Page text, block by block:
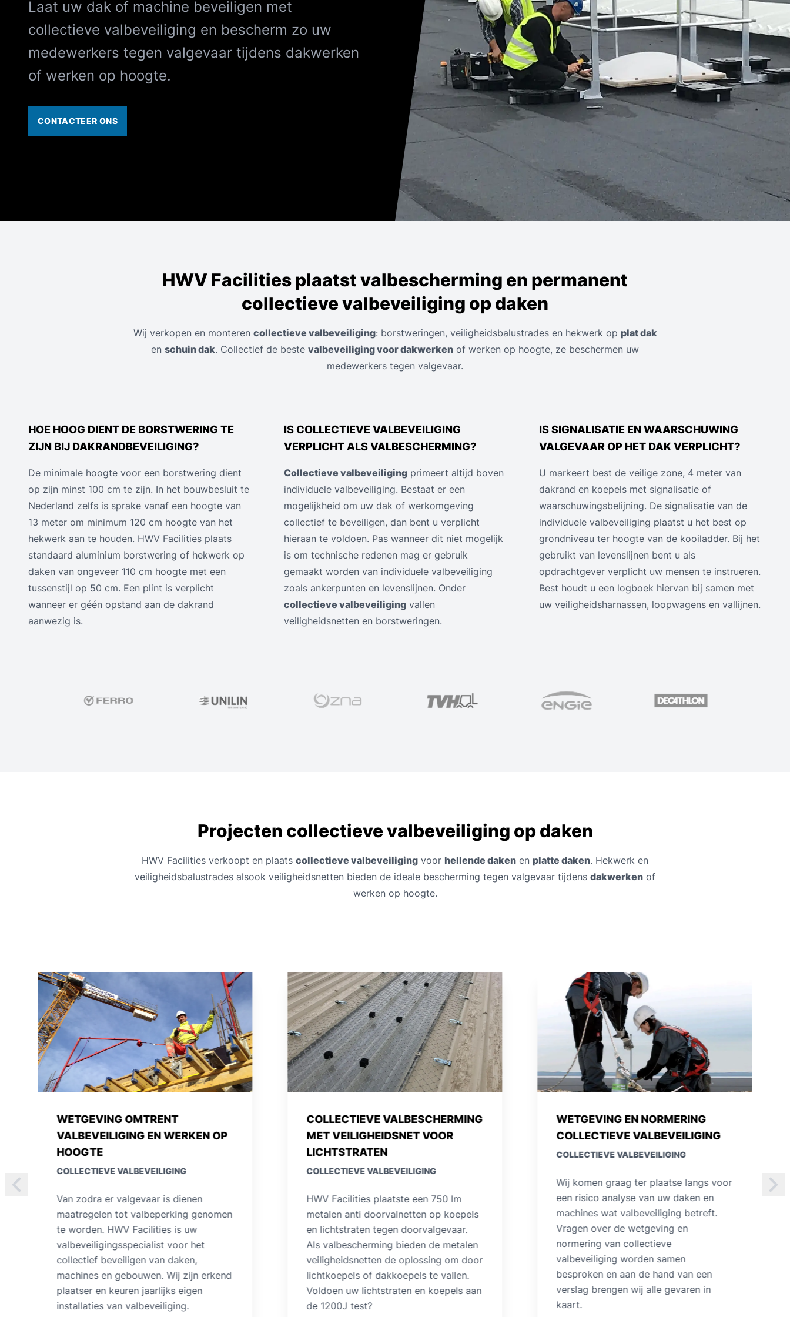
Laat uw dak of machine beveiligen met
collectieve valbeveiliging en bescherm zo uw
medewerkers tegen valgevaar tijdens dakwerken
of werken op hoogte.
CONTACTEER ONS
HWV Facilities plaatst valbescherming en permanent
collectieve valbeveiliging op daken
Wij verkopen en monteren collectieve valbeveiliging: borstweringen, veiligheidsbalustrades en hekwerk op plat dak
en schuin dak. Collectief de beste valbeveiliging voor dakwerken of werken op hoogte, ze beschermen uw
medewerkers tegen valgevaar.
HOE HOOG DIENT DE BORSTWERING TE
ZIJN BIJ DAKRANDBEVEILIGING?
De minimale hoogte voor een borstwering dient
op zijn minst 100 cm te zijn. In het bouwbesluit te
Nederland zelfs is sprake vanaf een hoogte van
13 meter om minimum 120 cm hoogte van het
hekwerk aan te houden. HWV Facilities plaats
standaard aluminium borstwering of hekwerk op
daken van ongeveer 110 cm hoogte met een
tussenstijl op 50 cm. Een plint is verplicht
wanneer er géén opstand aan de dakrand
aanwezig is.
IS COLLECTIEVE VALBEVEILIGING
VERPLICHT ALS VALBESCHERMING?
Collectieve valbeveiligingprimeert altijd boven
individuele valbeveiliging. Bestaat er een
mogelijkheid om uw dak of werkomgeving
collectief te beveiligen, dan bent u verplicht
hieraan te voldoen. Pas wanneer dit niet mogelijk
is om technische redenen mag er gebruik
gemaakt worden van individuele valbeveiliging
zoals ankerpunten en levenslijnen. Onder
collectieve valbeveiligingvallen
veiligheidsnetten en borstweringen.
IS SIGNALISATIE EN WAARSCHUWING
VALGEVAAR OP HET DAK VERPLICHT?
U markeert best de veilige zone, 4 meter van
dakrand en koepels met signalisatie of
waarschuwingsbelijning. De signalisatie van de
individuele valbeveiliging plaatst u het best op
grondniveau ter hoogte van de kooiladder. Bij het
gebruikt van levenslijnen bent u als
opdrachtgever verplicht uw mensen te instrueren.
Best houdt u een logboek hiervan bij samen met
uw veiligheidsharnassen, loopwagens en vallijnen.
Projecten collectieve valbeveiliging op daken
HWV Facilities verkoopt en plaats collectieve valbeveiliging voor hellende daken en platte daken. Hekwerk en
veiligheidsbalustrades alsook veiligheidsnetten bieden de ideale bescherming tegen valgevaar tijdens dakwerken of
werken op hoogte.
COLLECTIEVE VALBESCHERMING
MET VEILIGHEIDSNET VOOR
LICHTSTRATEN
COLLECTIEVE VALBEVEILIGING
HWV Facilities plaatste een 750 lm
metalen anti doorvalnetten op koepels
en lichtstraten tegen doorvalgevaar.
Als valbescherming bieden de metalen
veiligheidsnetten de oplossing om door
lichtkoepels of dakkoepels te vallen.
Voldoen uw lichtstraten en koepels aan
de 1200J test?
WETGEVING EN NORMERING
COLLECTIEVE VALBEVEILIGING
COLLECTIEVE VALBEVEILIGING
een risico analyse van uw daken en
machines wat valbeveiliging betreft.
Vragen over de wetgeving en
normering van collectieve
valbeveiliging worden samen
besproken en aan de hand van een
verslag brengen wij alle gevaren in
kaart.
WETGEVING OMTRENT
VALBEVEILIGING EN WERKEN OP
HOOGTE
Van zodra er valgevaar is dienen
maatregelen tot valbeperking genomen
te worden. HWV Facilities is uw
valbeveiligingsspecialist voor het
collectief beveiligen van daken,
machines en gebouwen. Wij zijn erkend
plaatser en keuren jaarlijks eigen
installaties van valbeveiliging.